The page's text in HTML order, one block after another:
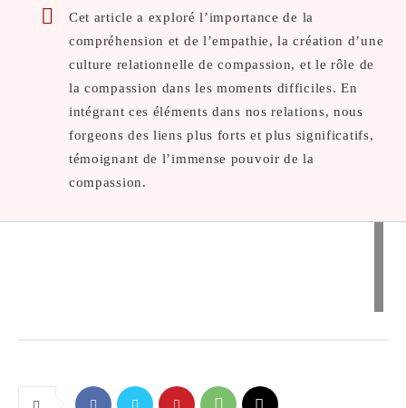
Cet article a exploré l’importance de la
compréhension et de l’empathie, la création d’une
culture relationnelle de compassion, et le rôle de
la compassion dans les moments difficiles. En
intégrant ces éléments dans nos relations, nous
forgeons des liens plus forts et plus significatifs,
témoignant de l’immense pouvoir de la
compassion.